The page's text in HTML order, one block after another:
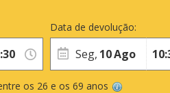
Русский
العربية
Data de devolução:
Seg, 10Ago
os 26 e os 69 anos